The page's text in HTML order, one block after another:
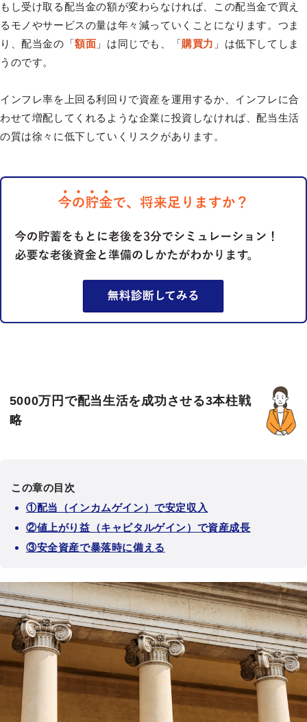
もし受け取る配当金の額が変わらなければ、この配当金で買え
るモノやサービスの量は年々減っていくことになります。つま
り、配当金の「額面 」は同じでも、「購買力 」は低下してしま
うのです。
インフレ率を上回る利回りで資産を運用するか、インフレに合
わせて増配してくれるような企業に投資しなければ、配当生活
の質は徐々に低下していくリスクがあります。
5000万円で配当生活を成功させる3本柱戦
略
この章の目次
①配当（インカムゲイン）で安定収入
②値上がり益（キャピタルゲイン）で資産成長
③安全資産で暴落時に備える